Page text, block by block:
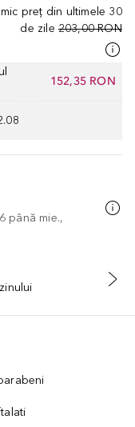
preț din ultimele 30
de zile 203,00 RON
152,35 RON
până mie.,